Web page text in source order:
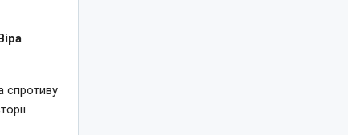
Віра
спротиву